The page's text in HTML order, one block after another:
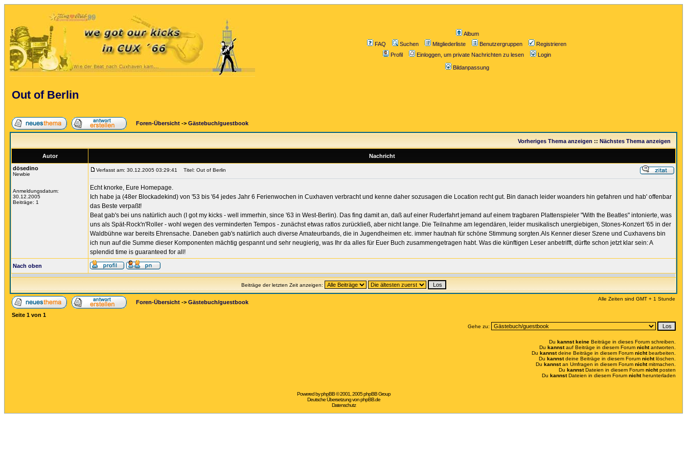
Album
FAQ
Suchen Mitgliederliste Benutzergruppen
Registrieren
Profil
Einloggen, um private Nachrichten zu lesen Login
Bildanpassung
Out of Berlin
Foren-Übersicht -> Gästebuch/guestbook
Vorheriges Thema anzeigen :: Nächstes Thema anzeigen
Autor
Nachricht
dösedino
Newbie
Anmeldungsdatum:
30.12.2005
Beiträge: 1
Verfasst am: 30.12.2005 03:29:41 Titel: Out of Berlin
Echt knorke, Eure Homepage.
Ich habe ja (48er Blockadekind) von '53 bis '64 jedes Jahr 6 Ferienwochen in Cuxhaven verbracht und kenne daher sozusagen die Location recht gut. Bin danach leider woanders hin gefahren und hab' offenbar
das Beste verpaßt!
Beat gab's bei uns natürlich auch (I got my kicks - well immerhin, since '63 in West-Berlin). Das fing damit an, daß auf einer Ruderfahrt jemand auf einem tragbaren Plattenspieler "With the Beatles" intonierte, was
uns als Spät-Rock'n'Roller - wohl wegen des verminderten Tempos - zunächst etwas ratlos zurückließ, aber nicht lange. Die Teilnahme am legendären, leider musikalisch unergiebigen, Stones-Konzert '65 in der
Waldbühne war bereits Ehrensache. Daneben gab's natürlich auch diverse Amateurbands, die in Jugendheimen etc. immer hautnah für schöne Stimmung sorgten.Als Kenner dieser Szene und Cuxhavens bin
ich nun auf die Summe dieser Komponenten mächtig gespannt und sehr neugierig, was Ihr da alles für Euer Buch zusammengetragen habt. Was die künftigen Leser anbetrifft, dürfte schon jetzt klar sein: A
splendid time is guaranteed for all!
Nach oben
Beiträge der letzten Zeit anzeigen:
Foren-Übersicht -> Gästebuch/guestbook
Alle Zeiten sind GMT + 1 Stunde
Seite 1 von 1
Gehe zu:
Du kannst keine Beiträge in dieses Forum schreiben.
Du kannstauf Beiträge in diesem Forum nichtantworten.
Du kannstdeine Beiträge in diesem Forum nichtbearbeiten.
Du kannstdeine Beiträge in diesem Forum nichtlöschen.
Du kannstan Umfragen in diesem Forum nichtmitmachen.
Du kannstDateien in diesem Forum nichtposten
Du kannstDateien in diesem Forum nichtherunterladen
Powered byphpBB© 2001, 2005 phpBB Group
Deutsche Übersetzung vonphpBB.de
Datenschutz